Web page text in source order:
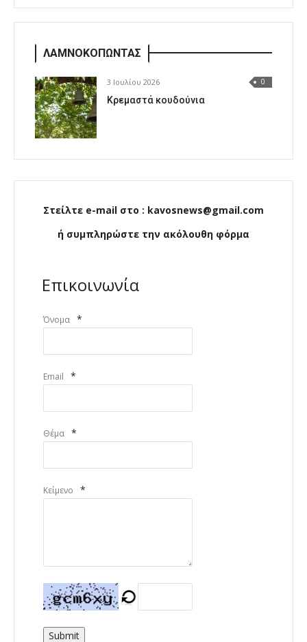
ΛΑΜΝΟΚΟΠΩΝΤΑΣ
3 Ιουλίου 2026 0
Κρεμαστά κουδούνια
Στείλτε e-mail στο : kavosnews@gmail.com
ή συμπληρώστε την ακόλουθη φόρμα
Επικοινωνία
Όνομα *
Email *
Θέμα *
Κείμενο *
Submit